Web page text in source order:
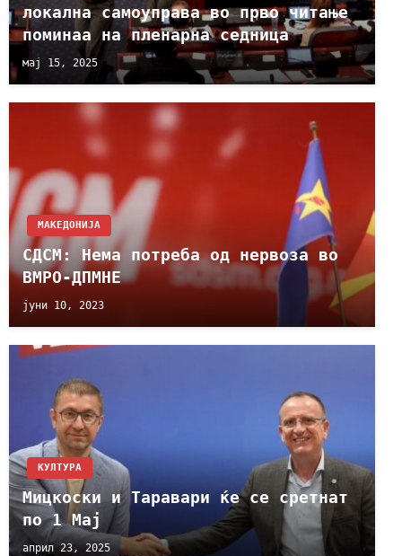
локална самоуправа во прво читање
поминаа на пленарна седница
мај 15, 2025
МАКЕДОНИЈА
СДСМ: Нема потреба од нервоза во
ВМРО-ДПМНЕ
јуни 10, 2023
КУЛТУРА
Мицкоски и Таравари ќе се сретнат
по 1 Мај
април 23, 2025